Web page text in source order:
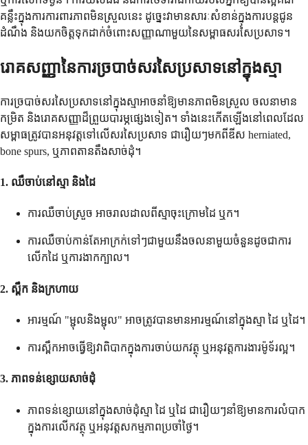
គន្លឹះក្នុងការការពារភាពមិនស្រួលនេះ ដូច្នេះវាមានសារៈសំខាន់ក្នុងការបន្តជូន
ដំណឹង និងយកចិត្តទុកដាក់ចំពោះសញ្ញាណាមួយនៃសម្ពាធសរសៃប្រសាទ។
រោគសញ្ញានៃការច្របាច់សរសៃប្រសាទនៅក្នុងស្មា
ការច្របាច់សរសៃប្រសាទនៅក្នុងស្មាអាចនាំឱ្យមានភាពមិនស្រួល ចលនាមាន
កម្រិត និងរោគសញ្ញាដ៏ព្រួយបារម្ភផ្សេងទៀត។ ទាំងនេះកើតឡើងនៅពេលដែល
សម្ពាធត្រូវបានអនុវត្តទៅលើសរសៃប្រសាទ ជារឿយៗមកពីឌីស herniated,
bone spurs, ឬភាពតានតឹងសាច់ដុំ។
1. ឈឺចាប់នៅស្មា និងដៃ
ការឈឺចាប់ស្រួច អាចរាលដាលពីស្មាចុះក្រោមដៃ ឬក។
ការឈឺចាប់កាន់តែអាក្រក់ទៅៗជាមួយនឹងចលនាមួយចំនួនដូចជាការ
លើកដៃ ឬការងាកក្បាល។
2. ស្ពឹក និងក្រហាយ
អារម្មណ៍ "ម្ជុលនិងម្ជុល" អាចត្រូវបានមានអារម្មណ៍នៅក្នុងស្មា ដៃ ឬដៃ។
ការស្ពឹកអាចធ្វើឱ្យវាពិបាកក្នុងការចាប់យកវត្ថុ ឬអនុវត្តការងារម៉ូទ័រល្អ។
3. ភាពទន់ខ្សោយសាច់ដុំ
ភាពទន់ខ្សោយនៅក្នុងសាច់ដុំស្មា ដៃ ឬដៃ ជារឿយៗនាំឱ្យមានការលំបាក
ក្នុងការលើកវត្ថុ ឬអនុវត្តសកម្មភាពប្រចាំថ្ងៃ។